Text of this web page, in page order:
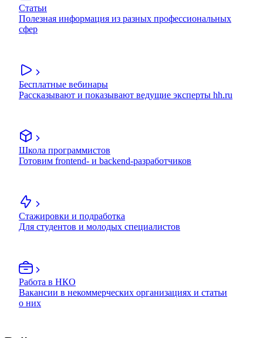
Статьи
Полезная информация из разных профессиональных
сфер
Бесплатные вебинары
Рассказывают и показывают ведущие эксперты hh.ru
Школа программистов
Готовим frontend- и backend-разработчиков
Стажировки и подработка
Для студентов и молодых специалистов
Работа в НКО
Вакансии в некоммерческих организациях и статьи
о них